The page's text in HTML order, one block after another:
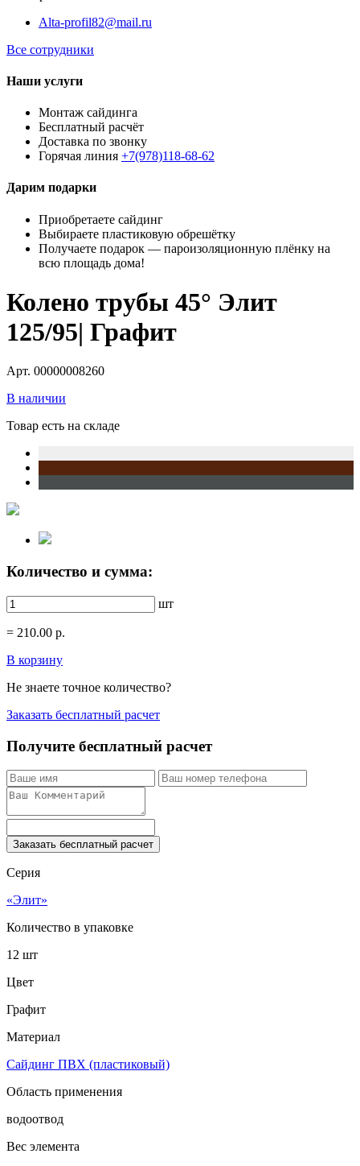
Alta-profil82@mail.ru
Все сотрудники
Наши услуги
Монтаж сайдинга
Бесплатный расчёт
Доставка по звонку
Горячая линия +7(978)118-68-62
Дарим подарки
Приобретаете сайдинг
Выбираете пластиковую обрешётку
Получаете подарок — пароизоляционную плёнку на
всю площадь дома!
Колено трубы 45° Элит
125/95| Графит
Арт. 00000008260
В наличии
Товар есть на складе
Количество и сумма:
шт
= 210.00 р.
В корзину
Не знаете точное количество?
Заказать бесплатный расчет
Получите бесплатный расчет
Заказать бесплатный расчет
Серия
«Элит»
Количество в упаковке
12 шт
Цвет
Графит
Материал
Сайдинг ПВХ (пластиковый)
Область применения
водоотвод
Вес элемента